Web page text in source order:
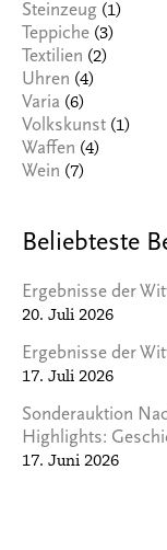
Steinzeug (1)
Teppiche (3)
Textilien (2)
Uhren (4)
Varia (6)
Volkskunst (1)
Waffen (4)
Wein (7)
Beliebteste
Ergebnisse der
20. Juli 2026
Ergebnisse der
17. Juli 2026
Sonderauktion
Highlights:
17. Juni 2026